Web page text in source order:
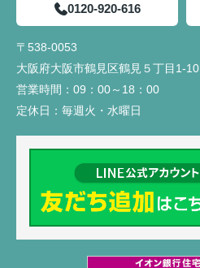
0120-920-616
〒538-0053
大阪府大阪市鶴見区鶴見５丁目1-10
営業時間： 09：00～18：00
定休日： 毎週火・水曜日